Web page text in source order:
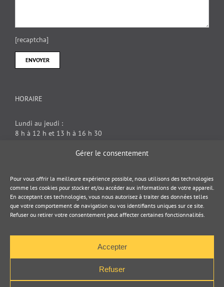
Gérer le consentement
Pour vous offrir la meilleure expérience possible, nous utilisons des technologies
comme les cookies pour stocker et/ou accéder aux informations de votre appareil.
En acceptant ces technologies, vous nous autorisez à traiter des données telles
que votre comportement de navigation ou vos identifiants uniques sur ce site.
Refuser ou retirer votre consentement peut affecter certaines fonctionnalités.
Accepter
Refuser
[recaptcha]
HORAIRE
Lundi au jeudi :
8 h à 12 h et 13 h à 16 h 30
DOCUMENT JURIDIQUE
Politique de cookies